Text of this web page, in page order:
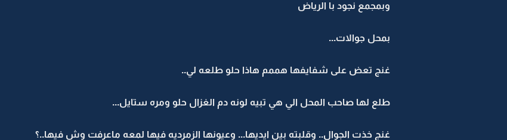
وبمجمع نجود با الرياض
بمحل جوالات...
غنج تعض على شفايفها هممم هاذا حلو طلعه لي..
طلع لها صاحب المحل الي هي تبيه لونه دم الغزال حلو ومره ستايل...
غنج خذت الجوال.. وقلبته بين ايديها... وعيونها الزمرديه فيها لمعه ماعرفت وش فيها..؟